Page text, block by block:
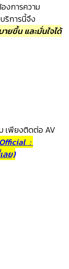
องการความ
ริการนี้จึง
ยขึ้น และมั่นใจได้
เพียงติดต่อ AV
:
ลย)